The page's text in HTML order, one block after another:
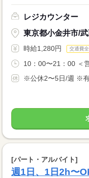
レジカウンター
東京都小金井市/
時給1,280円 交通費
10：00〜21：00 ＜
※公休2〜5日/週 ※
[パート・アルバイト]
週1日、1日2h〜